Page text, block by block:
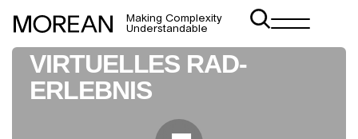
Making Complexity
Understandable
VIRTUELLES RAD-
ERLEBNIS